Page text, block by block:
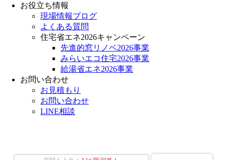
お役立ち情報
現場情報ブログ
よくある質問
住宅省エネ2026キャンペーン
先進的窓リノベ2026事業
みらいエコ住宅2026事業
給湯省エネ2026事業
お問い合わせ
お見積もり
お問い合わせ
LINE相談